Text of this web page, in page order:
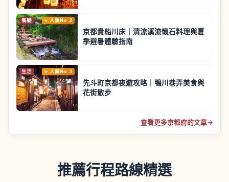
餐廳 人氣No.2
京都貴船川床｜清涼溪流懷石料理與夏
季避暑體驗指南
生活 人氣No.3
先斗町京都夜遊攻略｜鴨川巷弄美食與
花街散步
查看更多京都府的文章→
推薦行程路線精選